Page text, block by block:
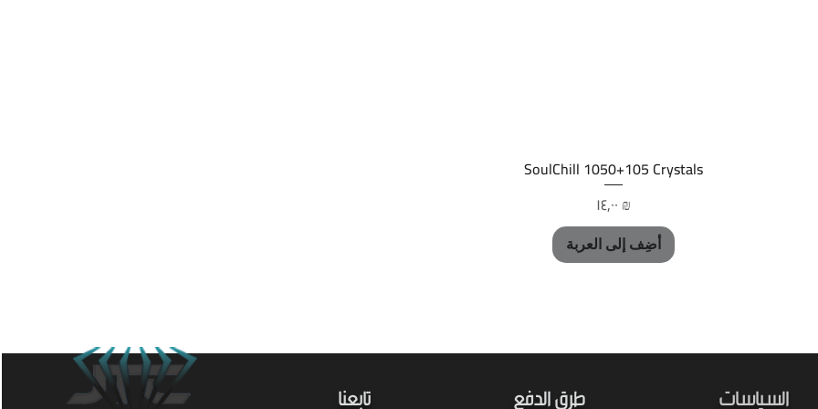
العرض السريع
SoulChill 1050+105 Crystals
السعر
‏١٤٫٠٠ ₪
أضِف إلى العربة
تابعنا طرق الدفع السياسات